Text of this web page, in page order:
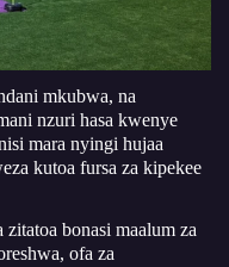
mkubwa, na
nzuri hasa kwenye
mara nyingi hujaa
kutoa fursa za kipekee
bonasi maalum za
ofa za